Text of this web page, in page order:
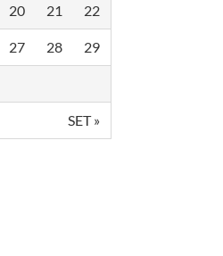
20 21 22
27 28 29
SET »